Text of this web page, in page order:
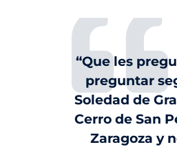
“Que les
preguntar
Soledad de
Cerro de San
Zaragoza y